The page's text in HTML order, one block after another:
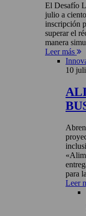
El Desafío
julio a
inscripción
superar el
manera
Leer más
10
para
Leer